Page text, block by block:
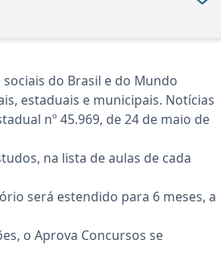
do Brasil e do Mundo
estaduais e municipais. Notícias
nº 45.969, de 24 de maio de
na lista de aulas de cada
será estendido para 6 meses, a
o Aprova Concursos se